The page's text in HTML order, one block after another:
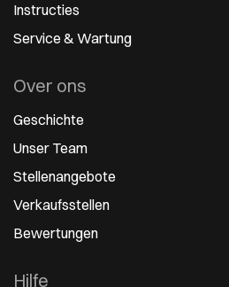
Instructies
Service & Wartung
Over ons
Geschichte
Unser Team
Stellenangebote
Verkaufsstellen
Bewertungen
Hilfe